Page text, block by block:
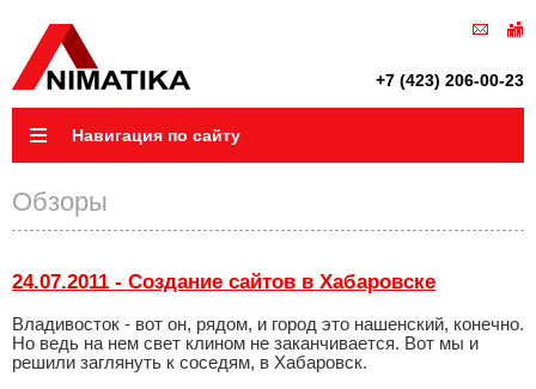
+7 (423) 206-00-23
Навигация по сайту
Обзоры
24.07.2011 - Создание сайтов в Хабаровске
Владивосток - вот он, рядом, и город это нашенский, конечно.
Но ведь на нем свет клином не заканчивается. Вот мы и
решили заглянуть к соседям, в Хабаровск.